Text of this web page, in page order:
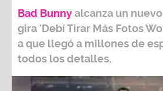
Bad Bunnyalcanza un
gira 'Debí Tirar Más Fotos
a que llegó a millones de
todos los detalles.